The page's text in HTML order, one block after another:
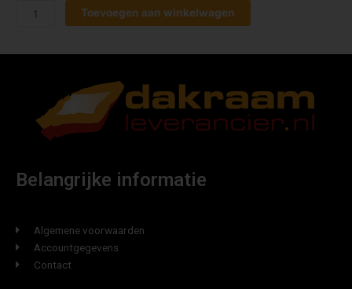
Toevoegen aan winkelwagen
Belangrijke informatie
Algemene voorwaarden
Accountgegevens
Contact